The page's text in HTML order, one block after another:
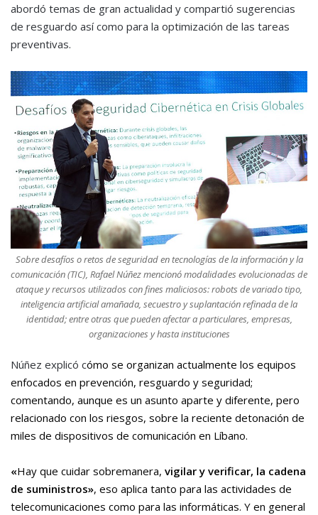
abordó temas de gran actualidad y compartió sugerencias
de resguardo así como para la optimización de las tareas
preventivas.
Sobre desafíos o retos de seguridad en tecnologías de la información y la
comunicación (TIC), Rafael Núñez mencionó modalidades evolucionadas de
ataque y recursos utilizados con fines maliciosos: robots de variado tipo,
inteligencia artificial amañada, secuestro y suplantación refinada de la
identidad; entre otras que pueden afectar a particulares, empresas,
organizaciones y hasta instituciones
Núñez explicó cómo se organizan actualmente los equipos
enfocados en prevención, resguardo y seguridad;
comentando, aunque es un asunto aparte y diferente, pero
relacionado con los riesgos, sobre la reciente detonación de
miles de dispositivos de comunicación en Líbano.
«Hay que cuidar sobremanera, vigilar y verificar, la cadena
de suministros», eso aplica tanto para las actividades de
telecomunicaciones como para las informáticas. Y en general